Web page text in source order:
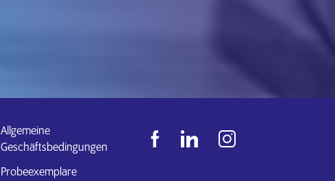
Allgemeine
Geschäftsbedingungen
Probeexemplare